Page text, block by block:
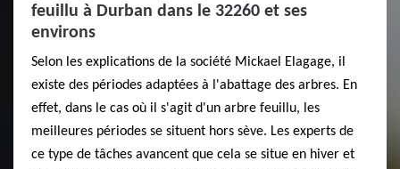
feuillu à Durban dans le 32260 et ses
environs
Selon les explications de la société Mickael Elagage, il
existe des périodes adaptées à l'abattage des arbres. En
effet, dans le cas où il s'agit d'un arbre feuillu, les
meilleures périodes se situent hors sève. Les experts de
ce type de tâches avancent que cela se situe en hiver et